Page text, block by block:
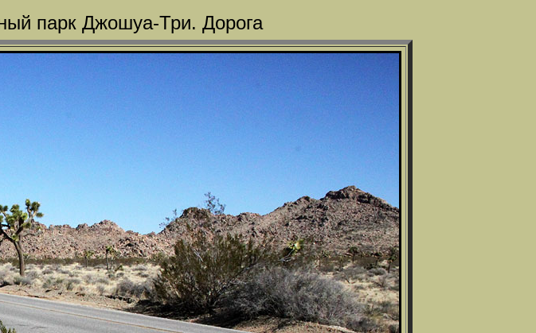
парк Джошуа-Три. Дорога